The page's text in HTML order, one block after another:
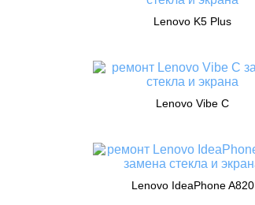
Lenovo K5 Plus
Lenovo Vibe C
Lenovo IdeaPhone A820